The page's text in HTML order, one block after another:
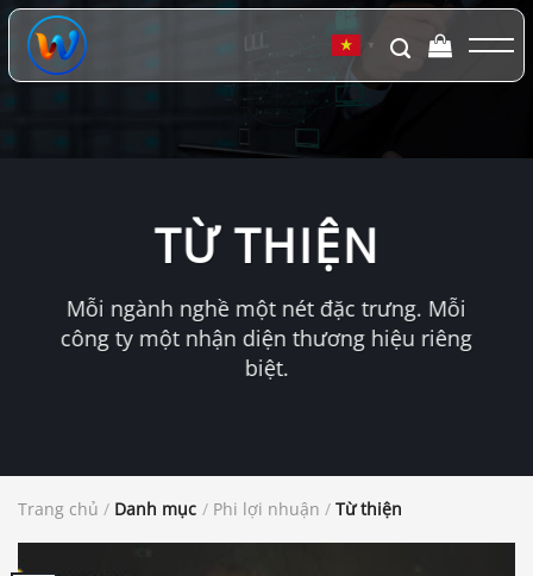
Chuyển
đến
dung
▼
TỪ THIỆN
Mỗi ngành nghề một nét đặc trưng. Mỗi
công ty một nhận diện thương hiệu riêng
biệt.
Trang chủ / Danh mục / Phi lợi nhuận / Từ thiện